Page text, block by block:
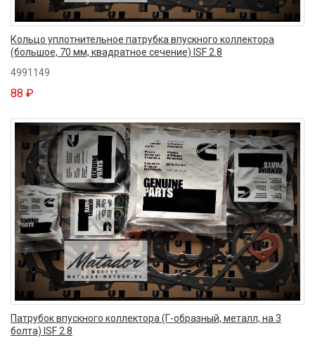
Кольцо уплотнительное патрубка впускного коллектора
(большое, 70 мм, квадратное сечение) ISF 2.8
4991149
88 ₽
Патрубок впускного коллектора (Г-образный, металл, на 3
болта) ISF 2.8